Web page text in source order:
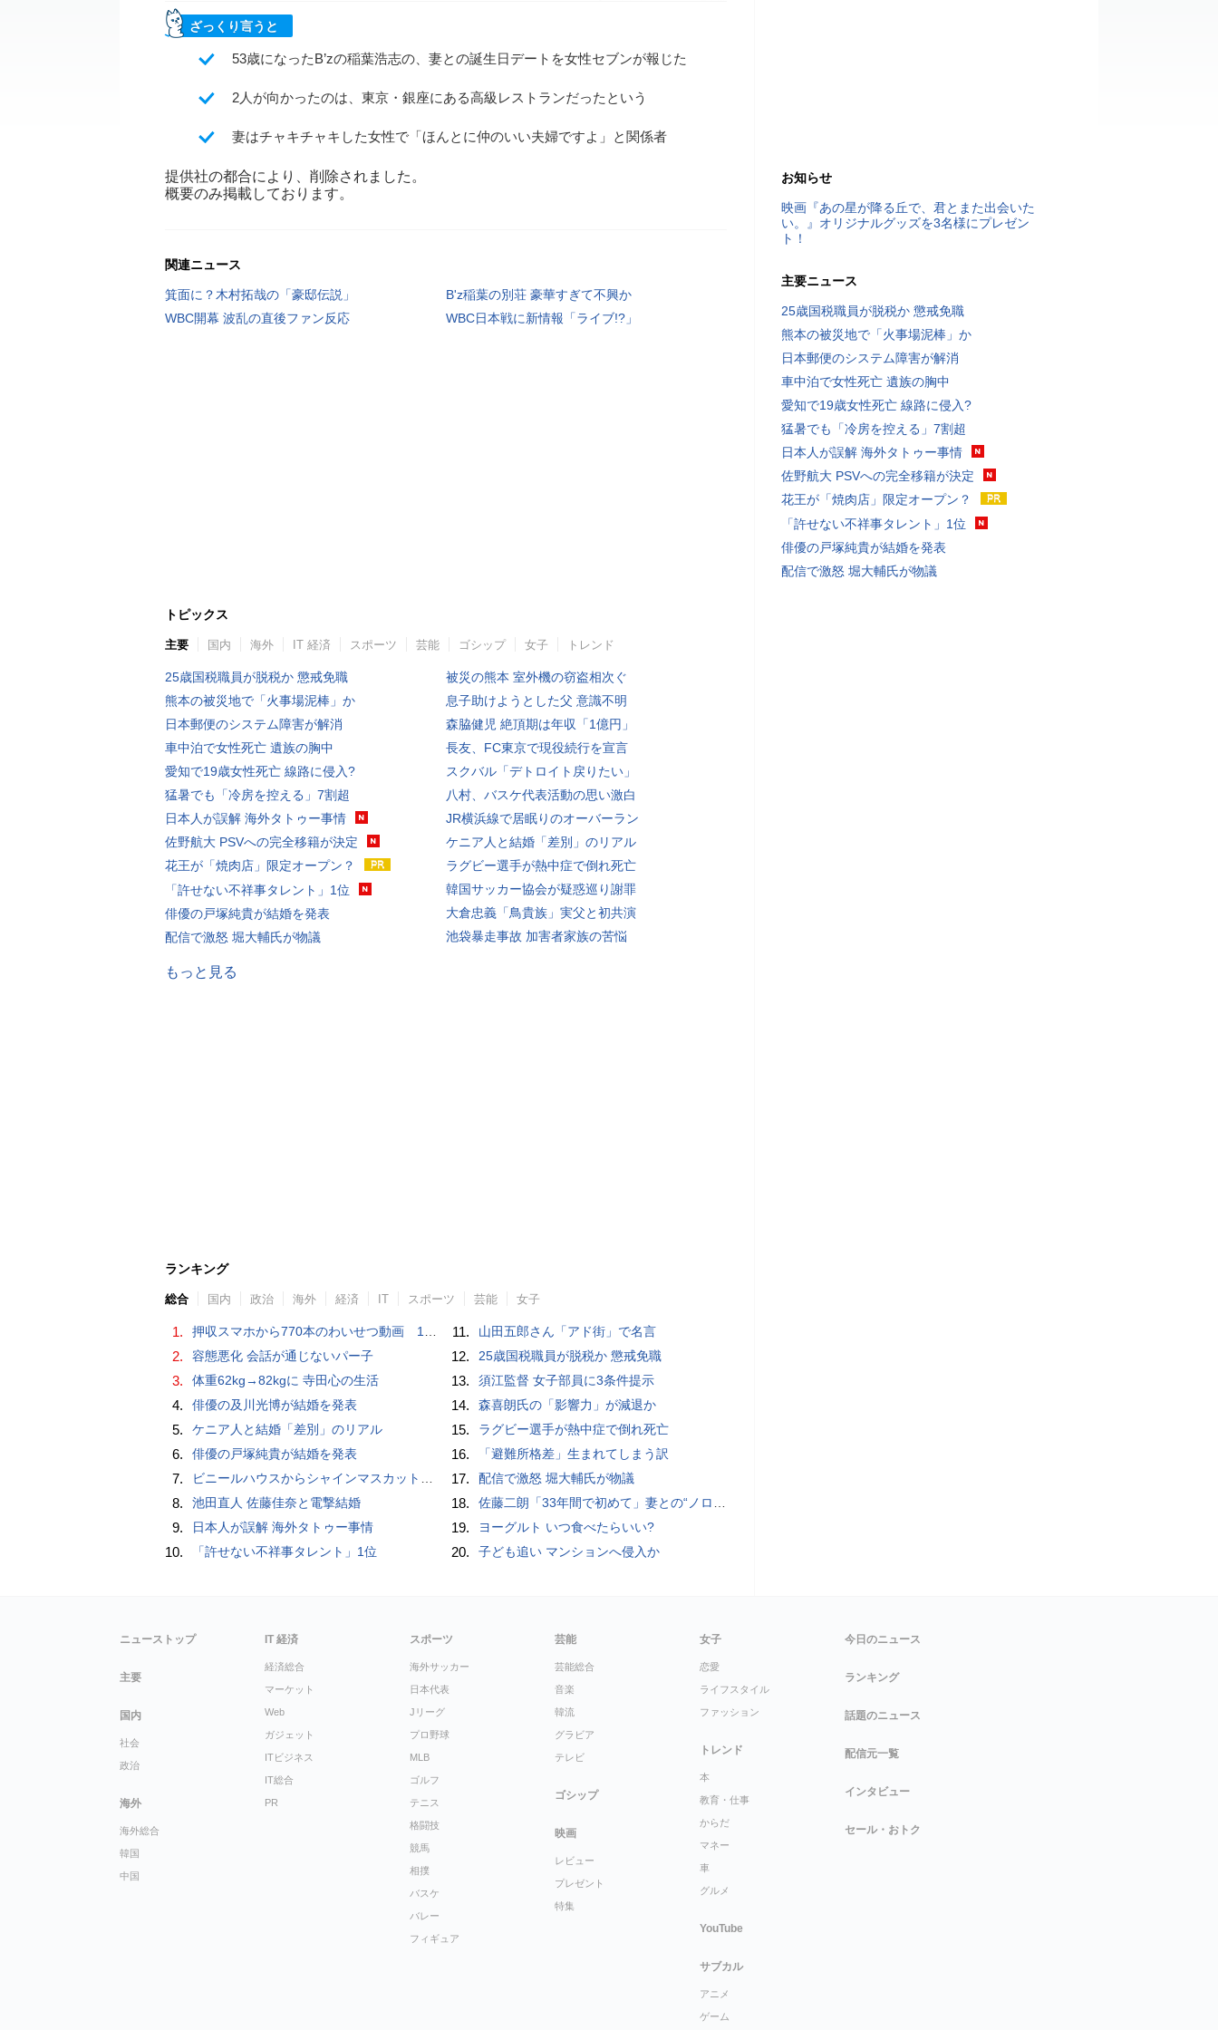
ざっくり言うと
53歳になったB’zの稲葉浩志の、妻との誕生日デートを女性セブンが報じた
2人が向かったのは、東京・銀座にある高級レストランだったという
妻はチャキチャキした女性で「ほんとに仲のいい夫婦ですよ」と関係者
提供社の都合により、削除されました。
概要のみ掲載しております。
関連ニュース
箕面に？木村拓哉の「豪邸伝説」
B'z稲葉の別荘 豪華すぎて不興か
WBC開幕 波乱の直後ファン反応
WBC日本戦に新情報「ライブ!?」
トピックス
主要 国内 海外 IT 経済 スポーツ 芸能 ゴシップ 女子 トレンド
25歳国税職員が脱税か 懲戒免職
熊本の被災地で「火事場泥棒」か
日本郵便のシステム障害が解消
車中泊で女性死亡 遺族の胸中
愛知で19歳女性死亡 線路に侵入?
猛暑でも「冷房を控える」7割超
日本人が誤解 海外タトゥー事情
佐野航大 PSVへの完全移籍が決定
花王が「焼肉店」限定オープン？
「許せない不祥事タレント」1位
俳優の戸塚純貴が結婚を発表
配信で激怒 堀大輔氏が物議
被災の熊本 室外機の窃盗相次ぐ
息子助けようとした父 意識不明
森脇健児 絶頂期は年収「1億円」
長友、FC東京で現役続行を宣言
スクバル「デトロイト戻りたい」
八村、バスケ代表活動の思い激白
JR横浜線で居眠りのオーバーラン
ケニア人と結婚「差別」のリアル
ラグビー選手が熱中症で倒れ死亡
韓国サッカー協会が疑惑巡り謝罪
大倉忠義「鳥貴族」実父と初共演
池袋暴走事故 加害者家族の苦悩
もっと見る
ランキング
総合 国内 政治 海外 経済 IT スポーツ 芸能 女子
1. 押収スマホから770本のわいせつ動画 15歳少女に酒と薬飲ませ性的暴行か 54歳男を再逮捕 「薬もありますよ」とSNSで誘い出し
2. 容態悪化 会話が通じないパー子
3. 体重62kg→82kgに 寺田心の生活
4. 俳優の及川光博が結婚を発表
5. ケニア人と結婚「差別」のリアル
6. 俳優の戸塚純貴が結婚を発表
7. ビニールハウスからシャインマスカット約200房を盗んだ疑い ネットで販売か 無職の男（42）逮捕 岡山県警
8. 池田直人 佐藤佳奈と電撃結婚
9. 日本人が誤解 海外タトゥー事情
10. 「許せない不祥事タレント」1位
11. 山田五郎さん「アド街」で名言
12. 25歳国税職員が脱税か 懲戒免職
13. 須江監督 女子部員に3条件提示
14. 森喜朗氏の「影響力」が減退か
15. ラグビー選手が熱中症で倒れ死亡
16. 「避難所格差」生まれてしまう訳
17. 配信で激怒 堀大輔氏が物議
18. 佐藤二朗「33年間で初めて」妻との“ノロケ砲”に反響続々「威力抜群」「奥様かっこいい」
19. ヨーグルト いつ食べたらいい?
20. 子ども追い マンションへ侵入か
お知らせ
映画『あの星が降る丘で、君とまた出会いた
い。』オリジナルグッズを3名様にプレゼン
ト！
主要ニュース
25歳国税職員が脱税か 懲戒免職
熊本の被災地で「火事場泥棒」か
日本郵便のシステム障害が解消
車中泊で女性死亡 遺族の胸中
愛知で19歳女性死亡 線路に侵入?
猛暑でも「冷房を控える」7割超
日本人が誤解 海外タトゥー事情
佐野航大 PSVへの完全移籍が決定
花王が「焼肉店」限定オープン？
「許せない不祥事タレント」1位
俳優の戸塚純貴が結婚を発表
配信で激怒 堀大輔氏が物議
ニューストップ
主要
国内
社会
政治
海外
海外総合
韓国
中国
IT 経済
経済総合
マーケット
Web
ガジェット
ITビジネス
IT総合
PR
スポーツ
海外サッカー
日本代表
Jリーグ
プロ野球
MLB
ゴルフ
テニス
格闘技
競馬
相撲
バスケ
バレー
フィギュア
芸能
芸能総合
音楽
韓流
グラビア
テレビ
ゴシップ
映画
レビュー
プレゼント
特集
女子
恋愛
ライフスタイル
ファッション
トレンド
本
教育・仕事
からだ
マネー
車
グルメ
YouTube
サブカル
アニメ
ゲーム
今日のニュース
ランキング
話題のニュース
配信元一覧
インタビュー
セール・おトク